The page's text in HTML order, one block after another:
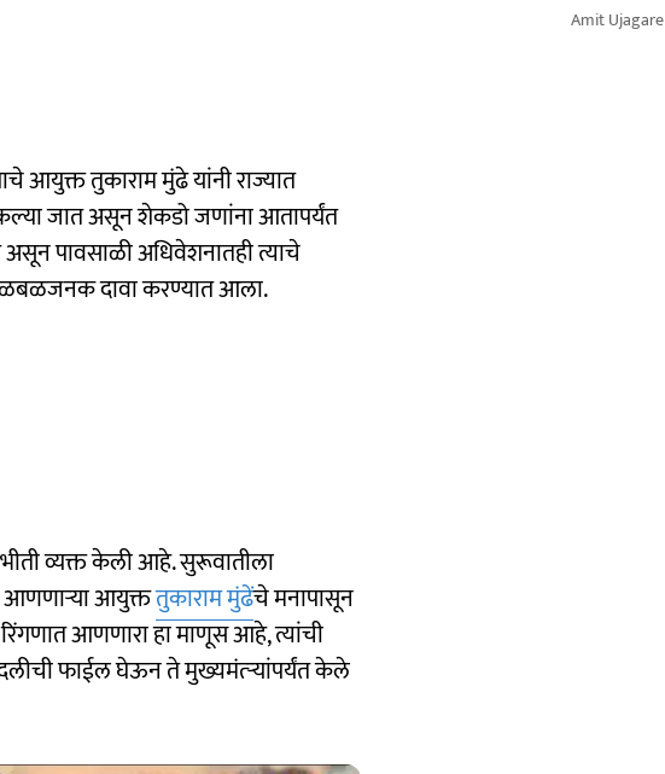
आयुक्त तुकाराम मुंढे यांनी राज्यात
जात असून शेकडो जणांना आतापर्यंत
पावसाळी अधिवेशनातही त्याचे
दावा करण्यात आला.
भीती व्यक्त केली आहे. सुरूवातीला
आणणाऱ्या आयुक्ततुकाराम मुंढेंचे मनापासून
रिंगणात आणणारा हा माणूस आहे, त्यांची
फाईल घेऊन ते मुख्यमंत्र्‍यांपर्यंत केले
Amit Ujagare